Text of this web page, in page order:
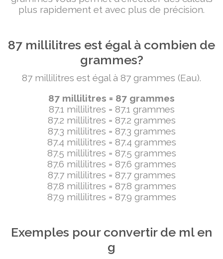
plus rapidement et avec plus de précision.
87 millilitres est égal à combien de
grammes?
87 millilitres est égal à 87 grammes (Eau).
87 millilitres = 87 grammes
87.1 millilitres = 87.1 grammes
87.2 millilitres = 87.2 grammes
87.3 millilitres = 87.3 grammes
87.4 millilitres = 87.4 grammes
87.5 millilitres = 87.5 grammes
87.6 millilitres = 87.6 grammes
87.7 millilitres = 87.7 grammes
87.8 millilitres = 87.8 grammes
87.9 millilitres = 87.9 grammes
Exemples pour convertir de ml en
g